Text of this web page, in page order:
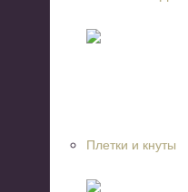
Плетки и кнуты